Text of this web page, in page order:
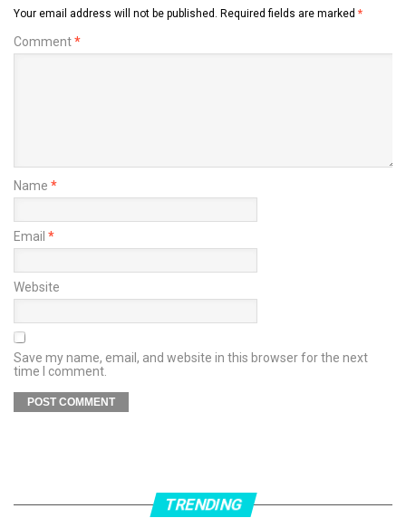
Your email address will not be published. Required fields are marked *
Comment*
Name *
Email *
Website
Save my name, email, and website in this browser for the next
time I comment.
TRENDING